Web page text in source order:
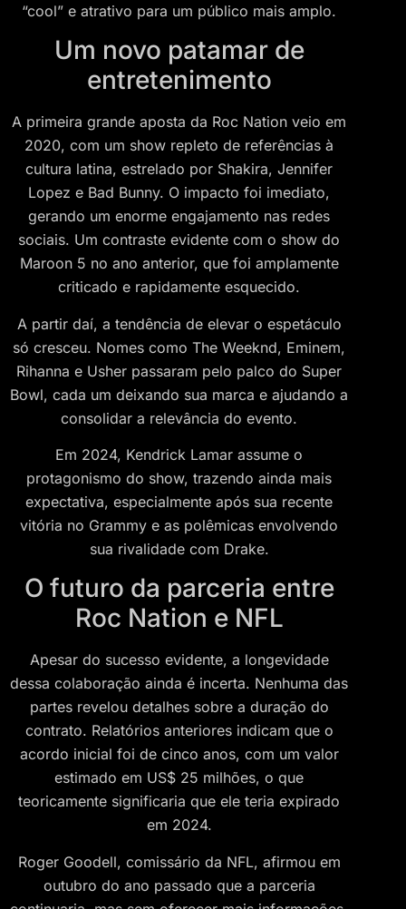
“cool” e atrativo para um público mais amplo.
Um novo patamar de
entretenimento
A primeira grande aposta da Roc Nation veio em
2020, com um show repleto de referências à
cultura latina, estrelado por Shakira, Jennifer
Lopez e Bad Bunny. O impacto foi imediato,
gerando um enorme engajamento nas redes
sociais. Um contraste evidente com o show do
Maroon 5 no ano anterior, que foi amplamente
criticado e rapidamente esquecido.
A partir daí, a tendência de elevar o espetáculo
só cresceu. Nomes como The Weeknd, Eminem,
Rihanna e Usher passaram pelo palco do Super
Bowl, cada um deixando sua marca e ajudando a
consolidar a relevância do evento.
Em 2024, Kendrick Lamar assume o
protagonismo do show, trazendo ainda mais
expectativa, especialmente após sua recente
vitória no Grammy e as polêmicas envolvendo
sua rivalidade com Drake.
O futuro da parceria entre
Roc Nation e NFL
Apesar do sucesso evidente, a longevidade
dessa colaboração ainda é incerta. Nenhuma das
partes revelou detalhes sobre a duração do
contrato. Relatórios anteriores indicam que o
acordo inicial foi de cinco anos, com um valor
estimado em US$ 25 milhões, o que
teoricamente significaria que ele teria expirado
em 2024.
Roger Goodell, comissário da NFL, afirmou em
outubro do ano passado que a parceria